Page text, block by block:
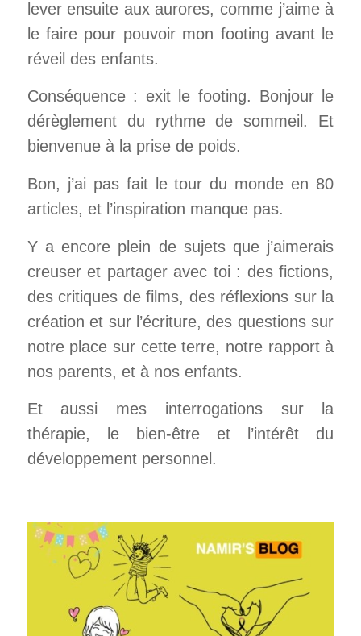
lever ensuite aux aurores, comme j’aime à
le faire pour pouvoir mon footing avant le
réveil des enfants.
Conséquence : exit le footing. Bonjour le
dérèglement du rythme de sommeil. Et
bienvenue à la prise de poids.
Bon, j’ai pas fait le tour du monde en 80
articles, et l’inspiration manque pas.
Y a encore plein de sujets que j’aimerais
creuser et partager avec toi : des fictions,
des critiques de films, des réflexions sur la
création et sur l’écriture, des questions sur
notre place sur cette terre, notre rapport à
nos parents, et à nos enfants.
Et aussi mes interrogations sur la
thérapie, le bien-être et l’intérêt du
développement personnel.